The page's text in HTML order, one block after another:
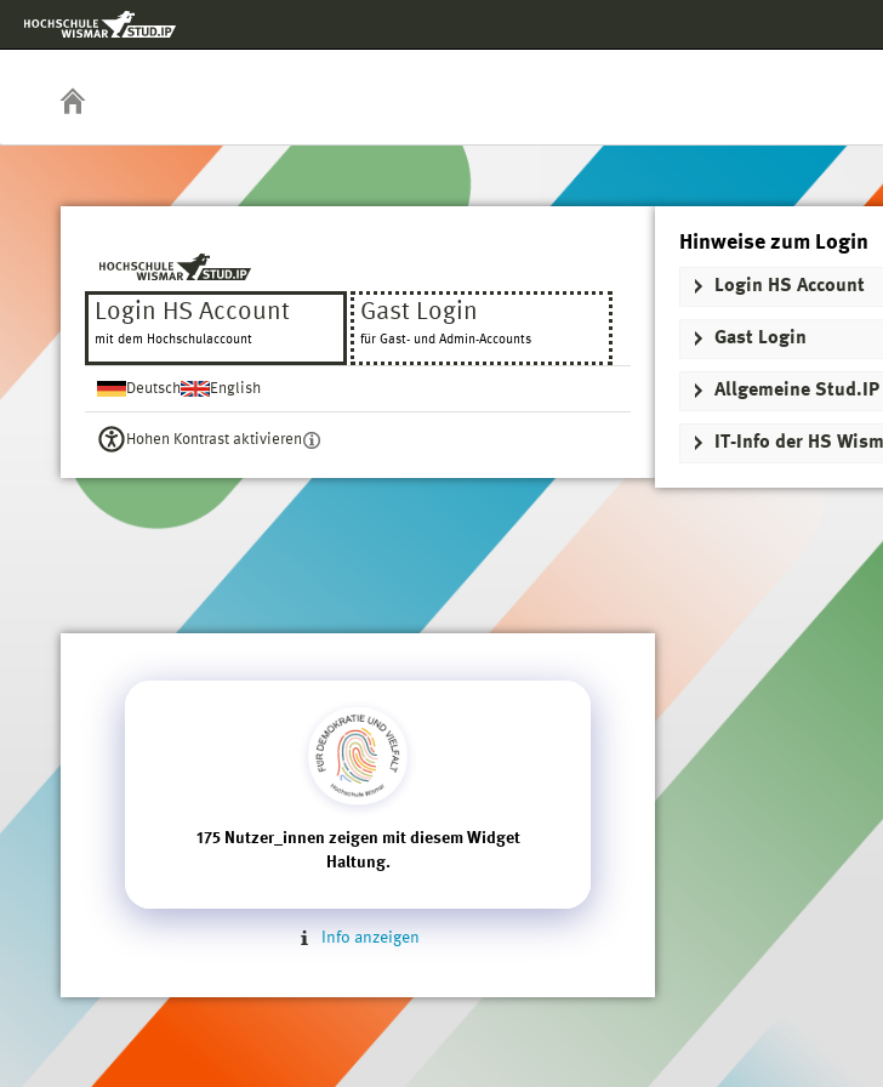
Hauptnavigation
Login HS Account
mit dem Hochschulaccount
Gast Login
für Gast- und Admin-Accounts
Deutsch English
Hohen Kontrast aktivieren
Hinweise zum Login
Login HS Account
Gast Login
Allgemeine
IT-Info der HS
175 Nutzer_innen zeigen mit diesem Widget
Haltung.
Info anzeigen